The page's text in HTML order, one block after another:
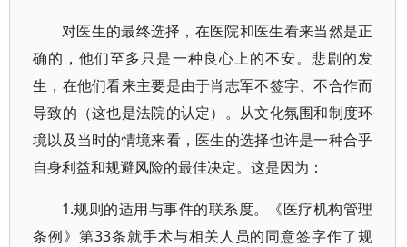
对医生的最终选择，在医院和医生看来当然是正
确的，他们至多只是一种良心上的不安。悲剧的发
生，在他们看来主要是由于肖志军不签字、不合作而
导致的（这也是法院的认定）。从文化氛围和制度环
境以及当时的情境来看，医生的选择也许是一种合乎
自身利益和规避风险的最佳决定。这是因为：
1.规则的适用与事件的联系度。《医疗机构管理
条例》第33条就手术与相关人员的同意签字作了规